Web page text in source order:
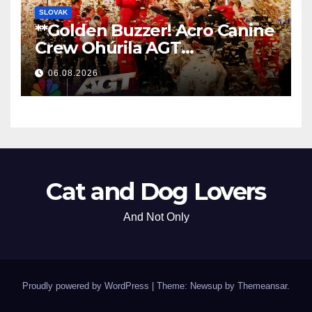
SLOVAK
**Golden Buzzer! Acro Canine
Crew Ohúrila AGT
Nezabudnuteľným
Vystúpením
**
06.08.2026
Cat and Dog Lovers
And Not Only
Proudly powered by WordPress Theme: Newsup by Themeansar.